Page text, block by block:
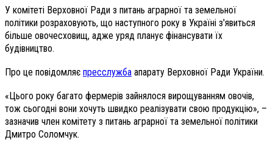
У комітеті Верховної Ради з питань аграрної та земельної
політики розраховують, що наступного року в Україні з'явиться
більше овочесховищ, адже уряд планує фінансувати їх
будівництво.
Про це повідомляє пресслужба апарату Верховної Ради України.
«Цього року багато фермерів зайнялося вирощуванням овочів,
тож сьогодні вони хочуть швидко реалізувати свою продукцію», –
зазначив член комітету з питань аграрної та земельної політики
Дмитро Соломчук.